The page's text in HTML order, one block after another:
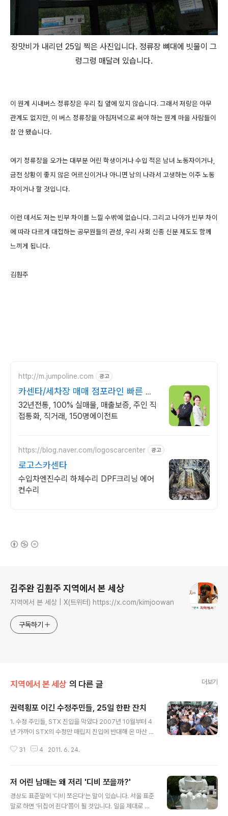
장맛비가 내리던 25일 찍은 사진입니다. 정류장 뼈대에 빗물이 그
렁그렁 매달려 있습니다.
이 원계 시내버스 정류장은 우리 집 앞에 있지 않습니다. 그래서 저랑은 아무
관계도 없지만, 이 버스 정류장을 아침저녁으로 써야 하는 원계 마을 사람들이
참 안 됐습니다.
여기 정류장을 오가는 대부분 어린 학생이거나 수입 적은 남녀 노동자이거나,
금전 상황이 좋지 않은 어르신이거나 아니면 남의 나라서 고생하는 이주 노동
자이거나 할 것입니다.
이런 데서도 저는 빈부 차이를 느낄 수밖에 없습니다. 그리고 나아가 빈부 차이
에 따라 다르게 대접하는 공무원들의 관성, 우리 사회 신종 신분 제도도 함께
느끼게 됩니다.
김훤주
http://m.jumpoline.com 광고
카센타/세차장 매매 점포라인 빠른 직
거래 & 안전중개거래
32년전통, 100% 실매물, 매출보증, 주인 직
접통화, 직거래, 150명에이전트
https://blog.naver.com/logoscarcenter 광고
로고스카센타
수입차엔진수리 하체수리 DPF크리닝 에어
컨수리
김주완 김훤주 지역에서 본 세상
지역에서 본 세상 | X(트위터) https://x.com/kimjoowan
구독하기
지역에서 본 세상 의 다른 글 더보기
권력횡포 이긴 수정주민들, 25일 한판 잔치
1. 수정 주민들, STX 진입을 막았다 2007년 10월부터 4
년 가까이 STX의 수정만 매립지 진입에 반대해 온 마산 수
자리를 마련했습니다. 창원시가 5월 16일 'STX 중공업
마을과 왕복 2차로로 붙은 공장이 들어설 가능성은 사라졌
다 해도 되겠습니다. 수정 사람들은 이를 두고 아무도 상상
도 예상도 할 수 없는 일이라 했습니다. 거대 행정 권력과
31 4 2011. 6. 24.
저 어린 남매는 왜 저리 '디비 쪼을까?'
경상도 표준말에 '디비 쪼은다'는 말이 있습니다. 서울 표준
말로 하면 '뒤집어 죈다'쯤이 될 것입니다. 일을 제대로 하